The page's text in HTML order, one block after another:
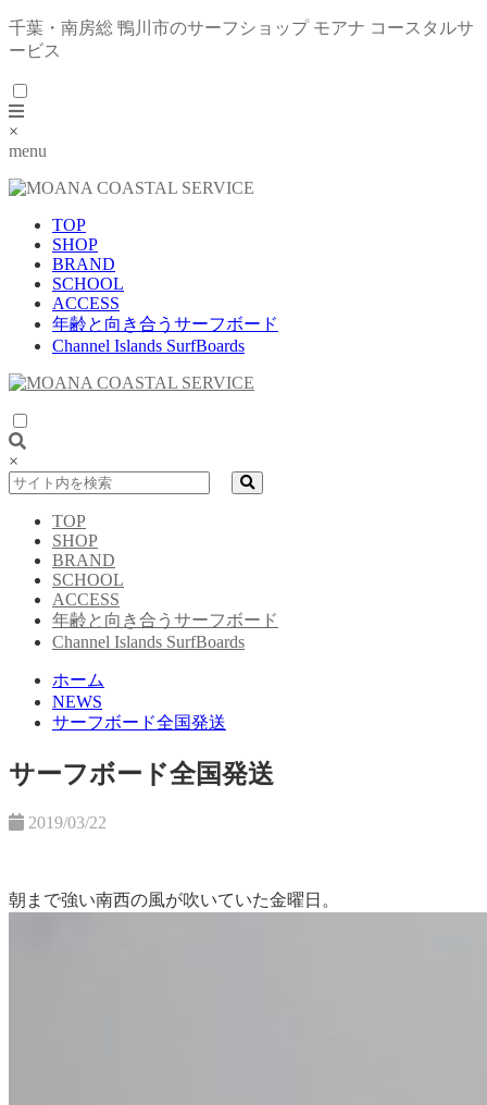
千葉・南房総 鴨川市のサーフショップ モアナ コースタルサ
ービス
×
menu
TOP
SHOP
BRAND
SCHOOL
ACCESS
年齢と向き合うサーフボード
Channel Islands SurfBoards
×
TOP
SHOP
BRAND
SCHOOL
ACCESS
年齢と向き合うサーフボード
Channel Islands SurfBoards
ホーム
NEWS
サーフボード全国発送
サーフボード全国発送
2019/03/22
朝まで強い南西の風が吹いていた金曜日。